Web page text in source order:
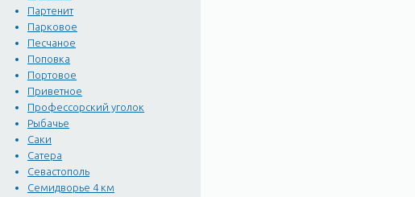
Партенит
Парковое
Песчаное
Поповка
Портовое
Приветное
Профессорский уголок
Рыбачье
Саки
Сатера
Севастополь
Семидворье 4 км